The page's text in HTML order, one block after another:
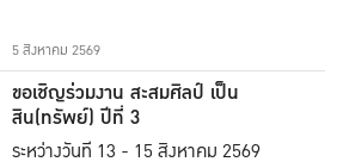
5 สิงหาคม 2569
ขอเชิญร่วมงาน สะสมศิลป์ เป็น
สิน(ทรัพย์) ปีที่ 3
ระหว่างวันที่ 13 - 15 สิงหาคม 2569